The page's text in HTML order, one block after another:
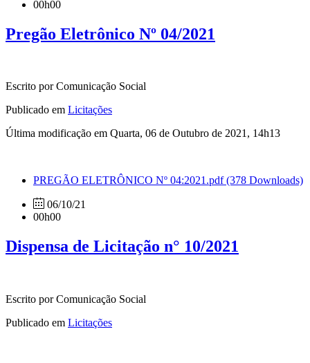
00h00
Pregão Eletrônico Nº 04/2021
Escrito por Comunicação Social
Publicado em Licitações
Última modificação em Quarta, 06 de Outubro de 2021, 14h13
PREGÃO ELETRÔNICO Nº 04:2021.pdf(378 Downloads)
06/10/21
00h00
Dispensa de Licitação n° 10/2021
Escrito por Comunicação Social
Publicado em Licitações